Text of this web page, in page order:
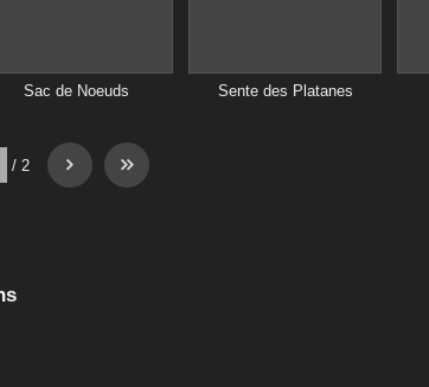
Sac de Noeuds Sente des Platanes
/ 2